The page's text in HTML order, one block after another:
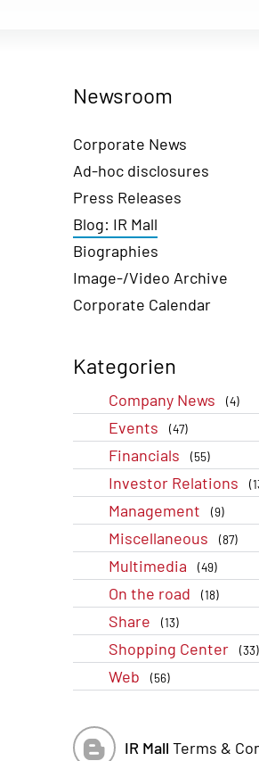
Newsroom
Corporate News
Ad-hoc disclosures
Press Releases
Blog: IR Mall
Biographies
Image-/Video Archive
Corporate Calendar
Kategorien
Company News (4)
Events (47)
Financials (55)
Investor Relations
Management (9)
Miscellaneous (87)
Multimedia (49)
On the road (18)
Share (13)
Shopping Center (33)
Web (56)
IR Mall Terms &